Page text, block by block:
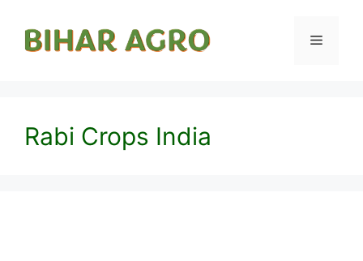
Rabi Crops India